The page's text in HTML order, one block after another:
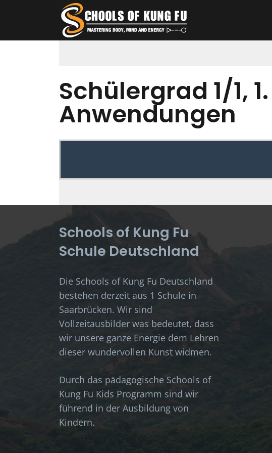
Schülergrad 1/1,
Anwendungen
Schools of Kung Fu
Schule Deutschland
Die Schools of Kung Fu Deutschland
bestehen derzeit aus 1 Schule in
Saarbrücken. Wir sind
Vollzeitausbilder was bedeutet, dass
wir unsere ganze Energie dem Lehren
dieser wundervollen Kunst widmen.
Durch das pädagogische Schools of
Kung Fu Kids Programm sind wir
führend in der Ausbildung von
Kindern.